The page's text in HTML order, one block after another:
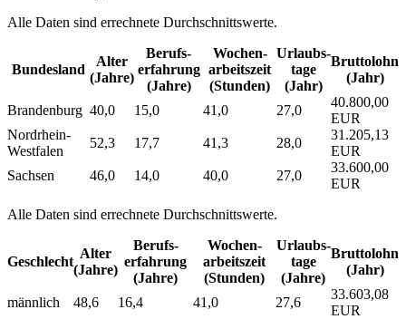
Alle Daten sind errechnete Durchschnittswerte.
Bundesland
Alter
(Jahre)
Berufs­
erfahrung
(Jahre)
Wochen­
arbeitszeit
(Stunden)
Urlaubs­
tage
(Jahr)
Bruttolohn
(Jahr)
Brandenburg 40,0 15,0 41,0 27,0
40.800,00
EUR
Nordrhein-
Westfalen
52,3 17,7 41,3 28,0
31.205,13
EUR
Sachsen
46,0 14,0 40,0 27,0
33.600,00
EUR
Alle Daten sind errechnete Durchschnittswerte.
Geschlecht
Alter
(Jahre)
Berufs­
erfahrung
(Jahre)
Wochen­
arbeitszeit
(Stunden)
Urlaubs­
tage
(Jahre)
Bruttolohn
(Jahr)
männlich 48,6 16,4 41,0 27,6
33.603,08
EUR